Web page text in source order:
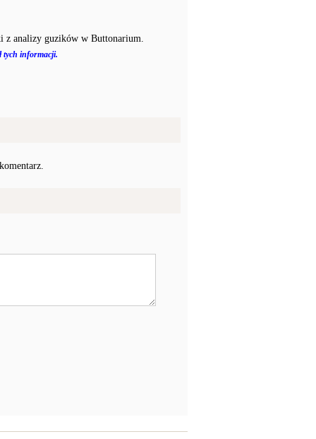
z analizy guzików w Buttonarium.
tych informacji.